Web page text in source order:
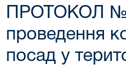
ПРОТОКОЛ №3
проведення
посад у